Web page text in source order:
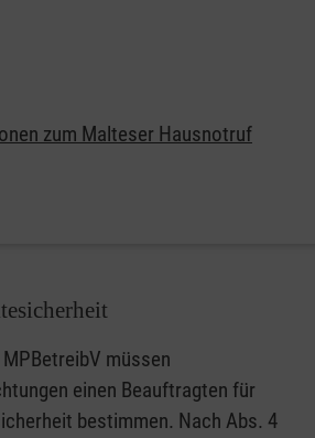
und unbeschwert zu Hause in
Das kleine, handliche Gerät
zum Malteser Hausnotruf
müssen
einen Beauftragten für
bestimmen. Nach Abs. 4